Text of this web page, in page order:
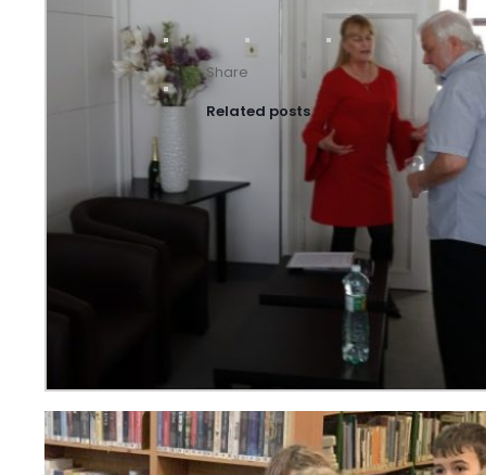
Share
Related posts